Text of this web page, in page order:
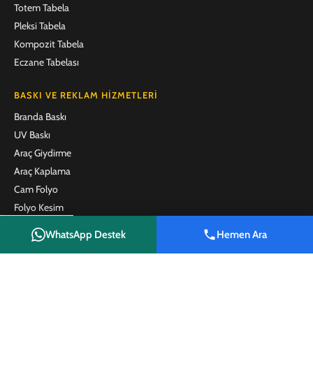
WishlistCart My account
Totem Tabela
Pleksi Tabela
Kompozit Tabela
Eczane Tabelası
BASKI VE REKLAM HIZMETLERI
Branda Baskı
UV Baskı
Araç Giydirme
Araç Kaplama
Cam Folyo
Folyo Kesim
One Way Vision
Emlak Brandası
WhatsApp Destek Hemen Ara